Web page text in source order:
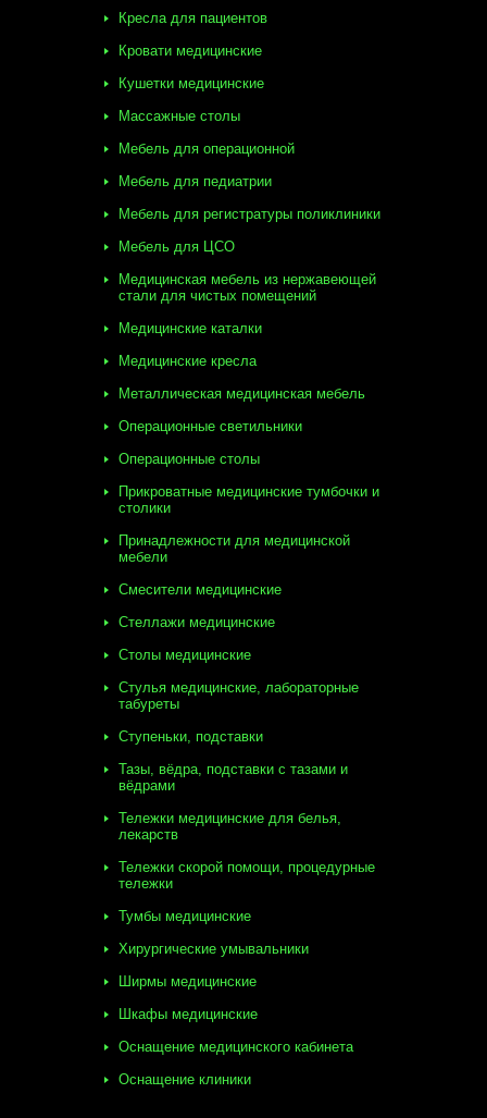
Кресла для пациентов
Кровати медицинские
Кушетки медицинские
Массажные столы
Мебель для операционной
Мебель для педиатрии
Мебель для регистратуры поликлиники
Мебель для ЦСО
Медицинская мебель из нержавеющей
стали для чистых помещений
Медицинские каталки
Медицинские кресла
Металлическая медицинская мебель
Операционные светильники
Операционные столы
Прикроватные медицинские тумбочки и
столики
Принадлежности для медицинской
мебели
Смесители медицинские
Стеллажи медицинские
Столы медицинские
Стулья медицинские, лабораторные
табуреты
Ступеньки, подставки
Тазы, вёдра, подставки с тазами и
вёдрами
Тележки медицинские для белья,
лекарств
Тележки скорой помощи, процедурные
тележки
Тумбы медицинские
Хирургические умывальники
Ширмы медицинские
Шкафы медицинские
Оснащение медицинского кабинета
Оснащение клиники